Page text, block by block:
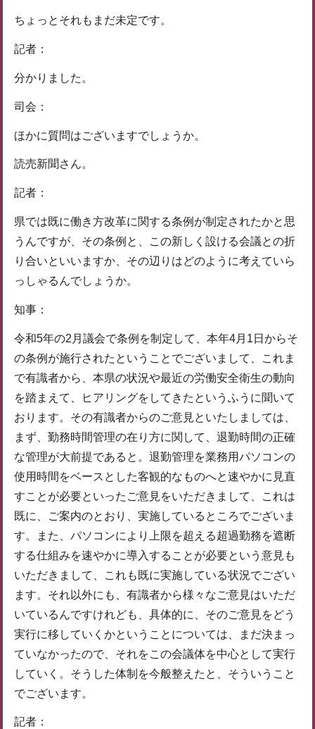
ちょっとそれもまだ未定です。
記者：
分かりました。
司会：
ほかに質問はございますでしょうか。
読売新聞さん。
記者：
県では既に働き方改革に関する条例が制定されたかと思
うんですが、その条例と、この新しく設ける会議との折
り合いといいますか、その辺りはどのように考えていら
っしゃるんでしょうか。
知事：
令和5年の2月議会で条例を制定して、本年4月1日からそ
の条例が施行されたということでございまして、これま
で有識者から、本県の状況や最近の労働安全衛生の動向
を踏まえて、ヒアリングをしてきたというふうに聞いて
おります。その有識者からのご意見といたしましては、
まず、勤務時間管理の在り方に関して、退勤時間の正確
な管理が大前提であると。退勤管理を業務用パソコンの
使用時間をベースとした客観的なものへと速やかに見直
すことが必要といったご意見をいただきまして、これは
既に、ご案内のとおり、実施しているところでございま
す。また、パソコンにより上限を超える超過勤務を遮断
する仕組みを速やかに導入することが必要という意見も
いただきまして、これも既に実施している状況でござい
ます。それ以外にも、有識者から様々なご意見はいただ
いているんですけれども、具体的に、そのご意見をどう
実行に移していくかということについては、まだ決まっ
ていなかったので、それをこの会議体を中心として実行
していく。そうした体制を今般整えたと、そういうこと
でございます。
記者：